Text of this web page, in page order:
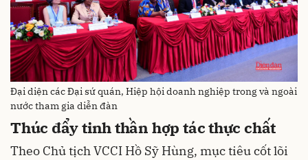
Đại diện các Đại sứ quán, Hiệp hội doanh nghiệp trong và ngoài
nước tham gia diễn đàn
Thúc đẩy tinh thần hợp tác thực chất
Theo Chủ tịch VCCI Hồ Sỹ Hùng, mục tiêu cốt lõi